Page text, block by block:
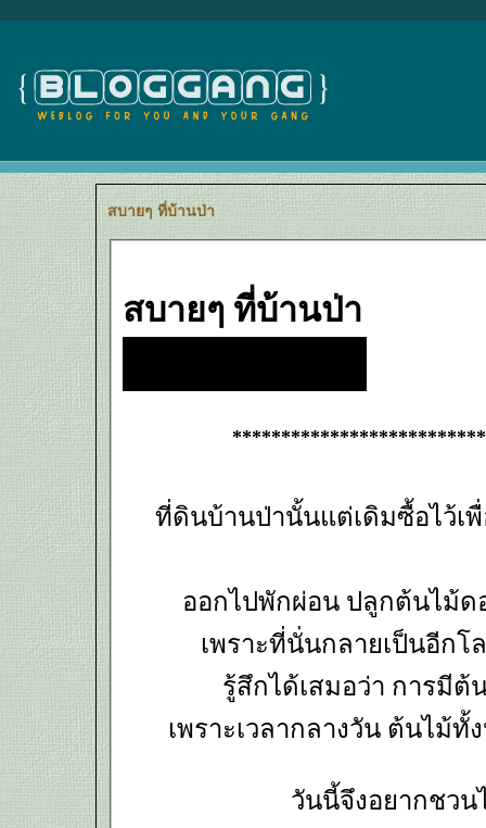
สบายๆ ที่บ้านป่า
สบายๆ ที่บ้านป่า
ที่ดินบ้านป่านั้นแต่เดิมซื้อไว้เพื่
ออกไปพักผ่อน ปลูกต้นไม้
เพราะที่นั่นกลายเป็นอีกโ
รู้สึกได้เสมอว่า การมี
เพราะเวลากลางวัน ต้นไม้
วันนี้จึงอยากชวน